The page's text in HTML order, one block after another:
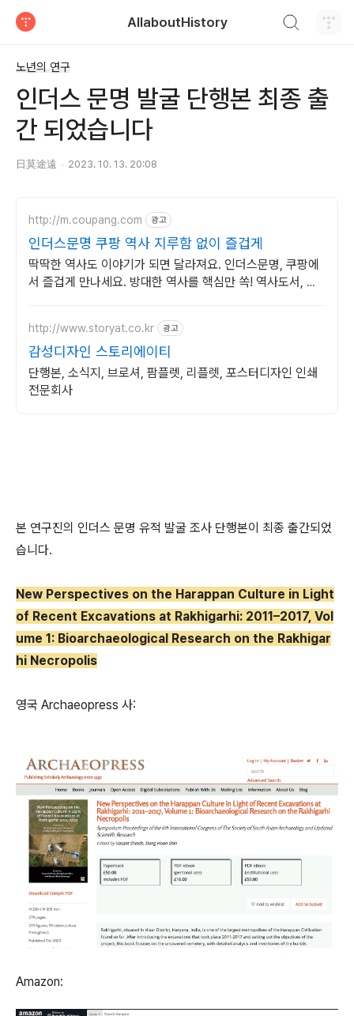
AllaboutHistory
노년의 연구
인더스 문명 발굴 단행본 최종 출
간 되었습니다
日莫途遠 2023. 10. 13. 20:08
http://m.coupang.com 광고
인더스문명 쿠팡 역사 지루함 없이 즐겁게
딱딱한 역사도 이야기가 되면 달라져요. 인더스문명, 쿠팡에
서 즐겁게 만나세요. 방대한 역사를 핵심만 쏙! 역사도서, 효
http://www.storyat.co.kr 광고
감성디자인 스토리에이티
단행본, 소식지, 브로셔, 팜플렛, 리플렛, 포스터디자인 인쇄
전문회사
본 연구진의 인더스 문명 유적 발굴 조사 단행본이 최종 출간되었
습니다.
New Perspectives on the Harappan Culture in Light
of Recent Excavations at Rakhigarhi: 2011–2017, Vol
ume 1: Bioarchaeological Research on the Rakhigar
hi Necropolis
영국 Archaeopress 사:
Amazon: